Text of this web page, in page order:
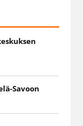
Savoon